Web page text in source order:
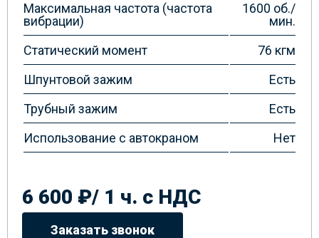
Максимальная частота (частота
вибрации)
1600 об./
мин.
Статический момент
76 кгм
Шпунтовой зажим
Есть
Трубный зажим
Есть
Использование с автокраном
Нет
6 600 ₽/ 1 ч. с НДС
Заказать звонок